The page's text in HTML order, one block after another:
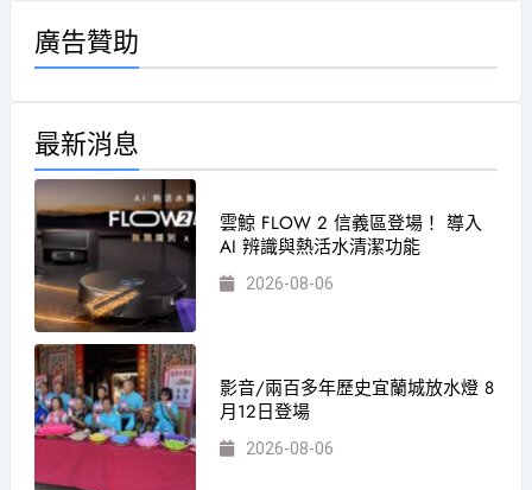
廣告贊助
最新消息
雲鯨 FLOW 2 信義區登場！ 導入
AI 辨識與熱活水清潔功能
2026-08-06
影音/兩百多年歷史宜蘭城放水燈 8
月12日登場
2026-08-06